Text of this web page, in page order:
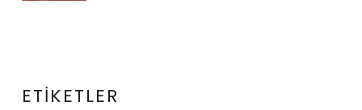
ETIKETLER